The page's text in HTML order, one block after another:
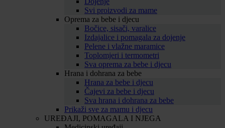
Svi proizvodi za mame
Oprema za bebe i djecu
Bočice, sisači, varalice
Izdajalice i pomagala za dojenje
Pelene i vlažne maramice
Toplomjeri i termometri
Sva oprema za bebe i djecu
Hrana i dohrana za bebe
Hrana za bebe i djecu
Čajevi za bebe i djecu
Sva hrana i dohrana za bebe
Prikaži sve za mamu i djecu
UREĐAJI, POMAGALA I NJEGA